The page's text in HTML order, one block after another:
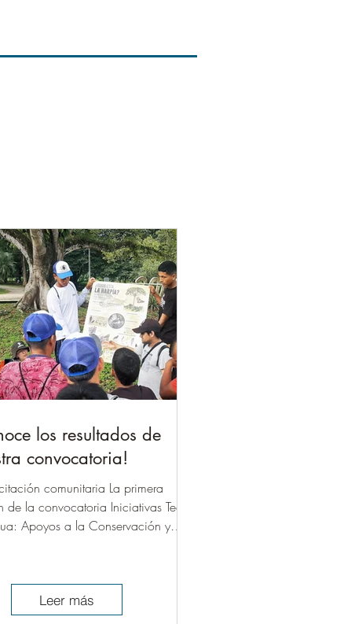
los resultados de
convocatoria!
comunitaria La primera
de la convocatoria Iniciativas Techo
Apoyos a la Conservación y
Leer más